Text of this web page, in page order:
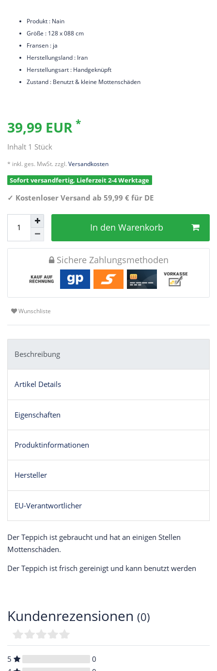
Produkt : Nain
Größe : 128 x 088 cm
Fransen : ja
Herstellungsland : Iran
Herstellungsart : Handgeknüpft
Zustand : Benutzt & kleine Mottenschäden
39,99 EUR *
Inhalt 1 Stück
* inkl. ges. MwSt. zzgl. Versandkosten
Sofort versandfertig, Lieferzeit 2-4 Werktage
✓ Kostenloser Versand ab 59,99 € für DE
In den Warenkorb
Sichere Zahlungsmethoden
Wunschliste
Beschreibung
Artikel Details
Eigenschaften
Produktinformationen
Hersteller
EU-Verantwortlicher
Der Teppich ist gebraucht und hat an einigen Stellen
Mottenschäden.
Der Teppich ist frisch gereinigt und kann benutzt werden
Kundenrezensionen (0)
5
0